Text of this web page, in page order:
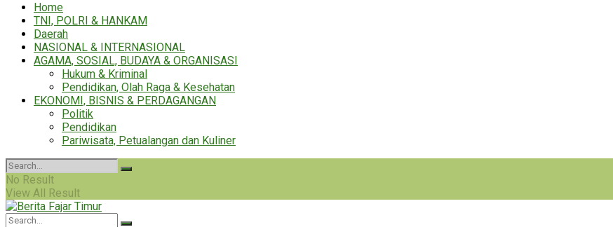
Home
TNI, POLRI & HANKAM
Daerah
NASIONAL & INTERNASIONAL
AGAMA, SOSIAL, BUDAYA & ORGANISASI
Hukum & Kriminal
Pendidikan, Olah Raga & Kesehatan
EKONOMI, BISNIS & PERDAGANGAN
Politik
Pendidikan
Pariwisata, Petualangan dan Kuliner
No Result
View All Result